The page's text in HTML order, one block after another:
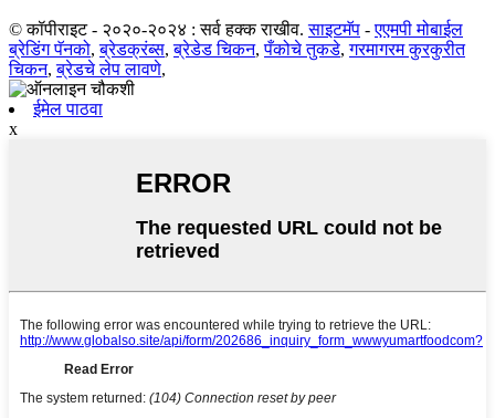
© कॉपीराइट - २०२०-२०२४ : सर्व हक्क राखीव. साइटमॅप -एएमपी मोबाईल
ब्रेडिंग पॅनको,ब्रेडक्रंब्स,ब्रेडेड चिकन,पँकोचे तुकडे,गरमागरम कुरकुरीत
चिकन,ब्रेडचे लेप लावणे,
ईमेल पाठवा
x